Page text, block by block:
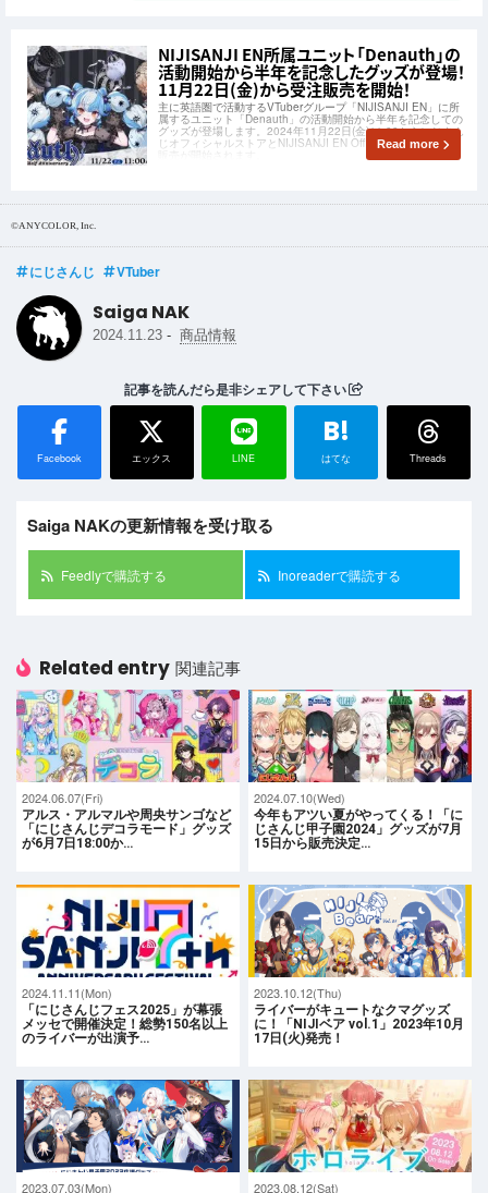
NIJISANJI EN所属ユニット「Denauth」の
活動開始から半年を記念したグッズが登場！
11月22日(金)から受注販売を開始！
主に英語圏で活動するVTuberグループ「NIJISANJI EN」に所
属するユニット「Denauth」の活動開始から半年を記念しての
グッズが登場します。2024年11月22日(金)11:00からにじさん
じオフィシャルストアとNIJISANJI EN Official Storeにて受注
Read more
©︎ANYCOLOR, Inc.
にじさんじ VTuber
Saiga NAK
2024.11.23 - 商品情報
記事を読んだら是非シェアして下さい
Facebook エックス LINE
B!
はてな Threads
Saiga NAKの更新情報を受け取る
Feedlyで購読する Inoreaderで購読する
Related entry 関連記事
2024.06.07(Fri)
アルス・アルマルや周央サンゴなど
「にじさんじデコラモード」グッズ
が6月7日18:00か…
2024.07.10(Wed)
今年もアツい夏がやってくる！「に
じさんじ甲子園2024」グッズが7月
15日から販売決定…
2024.11.11(Mon)
「にじさんじフェス2025」が幕張
メッセで開催決定！総勢150名以上
のライバーが出演予…
2023.10.12(Thu)
ライバーがキュートなクマグッズ
に！「NIJIベア vol.1」2023年10月
17日(火)発売！
2023.07.03(Mon) 2023.08.12(Sat)